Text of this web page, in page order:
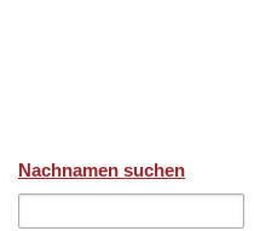
Nachnamen suchen